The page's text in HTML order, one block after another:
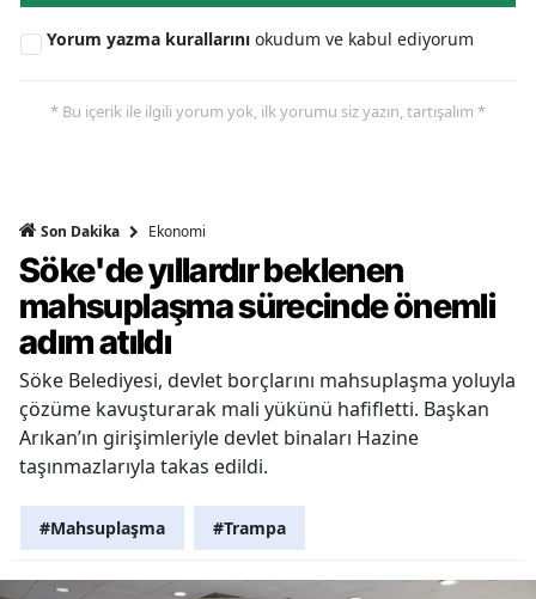
Yorum yazma kurallarını okudum ve kabul ediyorum
* Bu içerik ile ilgili yorum yok, ilk yorumu siz yazın, tartışalım *
Son Dakika Ekonomi
Söke'de yıllardır beklenen
mahsuplaşma sürecinde önemli
adım atıldı
Söke Belediyesi, devlet borçlarını mahsuplaşma yoluyla
çözüme kavuşturarak mali yükünü hafifletti. Başkan
Arıkan’ın girişimleriyle devlet binaları Hazine
taşınmazlarıyla takas edildi.
#Mahsuplaşma #Trampa